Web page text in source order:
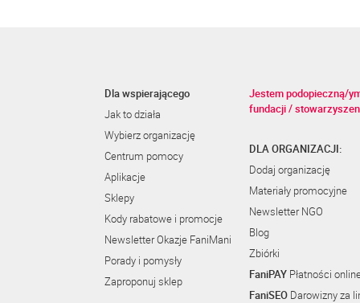
Dla wspierającego
Jak to działa
Wybierz organizację
Centrum pomocy
Aplikacje
Sklepy
Kody rabatowe i promocje
Newsletter Okazje FaniMani
Porady i pomysły
Zaproponuj sklep
Jestem podopieczną/
fundacji /
DLA ORGANIZACJI:
Dodaj organizację
Materiały promocyjne
Newsletter NGO
Blog
Zbiórki
FaniPAY Płatności
FaniSEO Darowizny za